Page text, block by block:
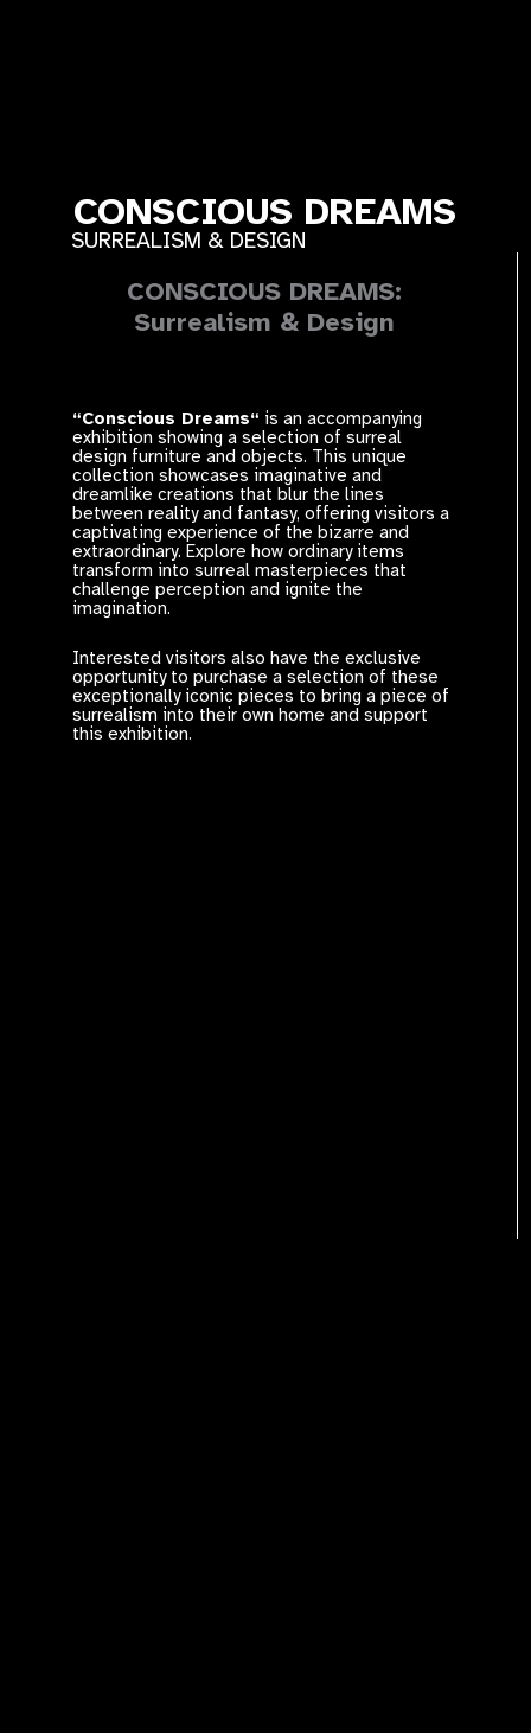
CONSCIOUS DREAMS
SURREALISM & DESIGN
CONSCIOUS DREAMS:
Surrealism & Design
“Conscious Dreams“ is an accompanying
exhibition showing a selection of surreal
design furniture and objects. This unique
collection showcases imaginative and
dreamlike creations that blur the lines
between reality and fantasy, offering visitors a
captivating experience of the bizarre and
extraordinary. Explore how ordinary items
transform into surreal masterpieces that
challenge perception and ignite the
imagination.
Interested visitors also have the exclusive
opportunity to purchase a selection of these
exceptionally iconic pieces to bring a piece of
surrealism into their own home and support
this exhibition.